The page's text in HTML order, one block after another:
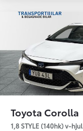
Toyota Corolla
1,8 STYLE (140hk) v-hjul